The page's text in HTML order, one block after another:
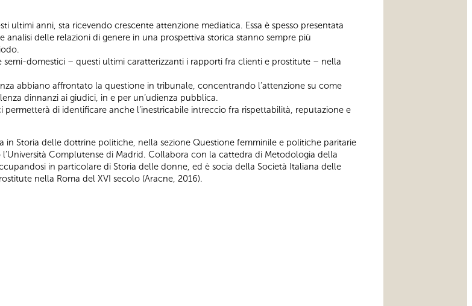
anni, sta ricevendo crescente attenzione mediatica. Essa è spesso presentata
delle relazioni di genere in una prospettiva storica stanno sempre più
domestici – questi ultimi caratterizzanti i rapporti fra clienti e prostitute – nella
abbiano affrontato la questione in tribunale, concentrando l’attenzione su come
dinnanzi ai giudici, in e per un’udienza pubblica.
permetterà di identificare anche l’inestricabile intreccio fra rispettabilità, reputazione e
in Storia delle dottrine politiche, nella sezione Questione femminile e politiche paritarie
l’Università Complutense di Madrid. Collabora con la cattedra di Metodologia della
in particolare di Storia delle donne, ed è socia della Società Italiana delle
nella Roma del XVI secolo (Aracne, 2016).